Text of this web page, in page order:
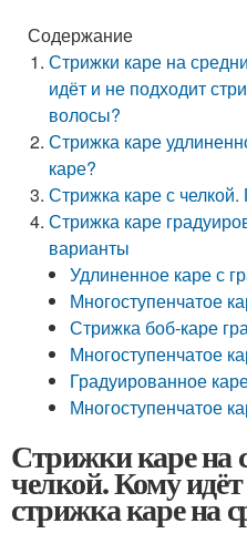
Содержание
Стрижки каре на
идёт и не подходит
волосы?
Стрижка каре
каре?
Стрижка каре с
Стрижка каре
варианты
Удлиненное каре с
Многоступенчатое
Стрижка боб-каре
Многоступенчатое
Градуированное
Многоступенчатое
Стрижки каре на
челкой. Кому
стрижка каре на